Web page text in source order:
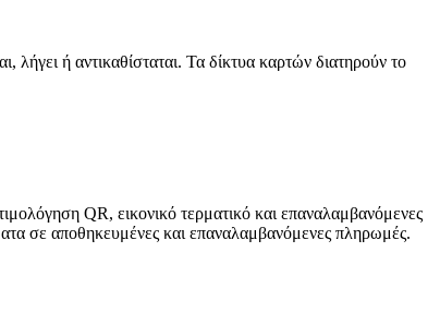
ή αντικαθίσταται. Τα δίκτυα καρτών διατηρούν το
QR, εικονικό τερματικό και επαναλαμβανόμενες
σε αποθηκευμένες και επαναλαμβανόμενες πληρωμές.